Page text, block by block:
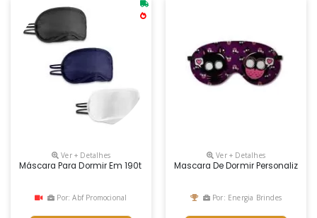
Ver + Detalhes
Máscara Para Dormir Em 190t
Por: Abf Promocional
Ver + Detalhes
Mascara De Dormir Personalizada
Por: Energia Brindes